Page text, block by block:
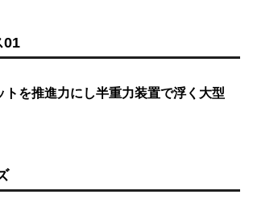
01
トを推進力にし半重力装置で浮く大型